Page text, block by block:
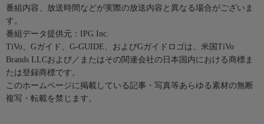
番組内容、放送時間などが実際の放送内容と異なる場合がございま
す。
番組データ提供元：IPG Inc.
TiVo、Gガイド、G-GUIDE、およびGガイドロゴは、米国TiVo
Brands LLCおよび／またはその関連会社の日本国内における商標ま
たは登録商標です。
このホームページに掲載している記事・写真等あらゆる素材の無断
複写・転載を禁じます。